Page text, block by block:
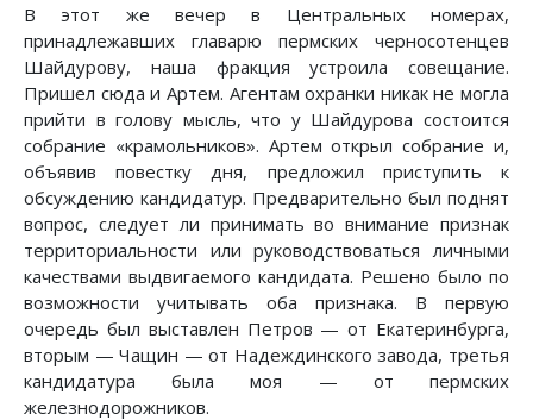
В этот же вечер в Центральных номерах,
принадлежавших главарю пермских черносотенцев
Шайдурову, наша фракция устроила совещание.
Пришел сюда и Артем. Агентам охранки никак не могла
прийти в голову мысль, что у Шайдурова состоится
собрание «крамольников». Артем открыл собрание и,
объявив повестку дня, предложил приступить к
обсуждению кандидатур. Предварительно был поднят
вопрос, следует ли принимать во внимание признак
территориальности или руководствоваться личными
качествами выдвигаемого кандидата. Решено было по
возможности учитывать оба признака. В первую
очередь был выставлен Петров — от Екатеринбурга,
вторым — Чащин — от Надеждинского завода, третья
кандидатура была моя — от пермских
железнодорожников.